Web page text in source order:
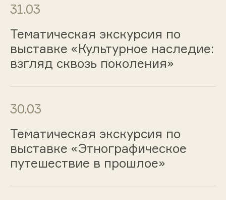
31.03
Тематическая экскурсия по
выставке «Культурное наследие:
взгляд сквозь поколения»
30.03
Тематическая экскурсия по
выставке «Этнографическое
путешествие в прошлое»